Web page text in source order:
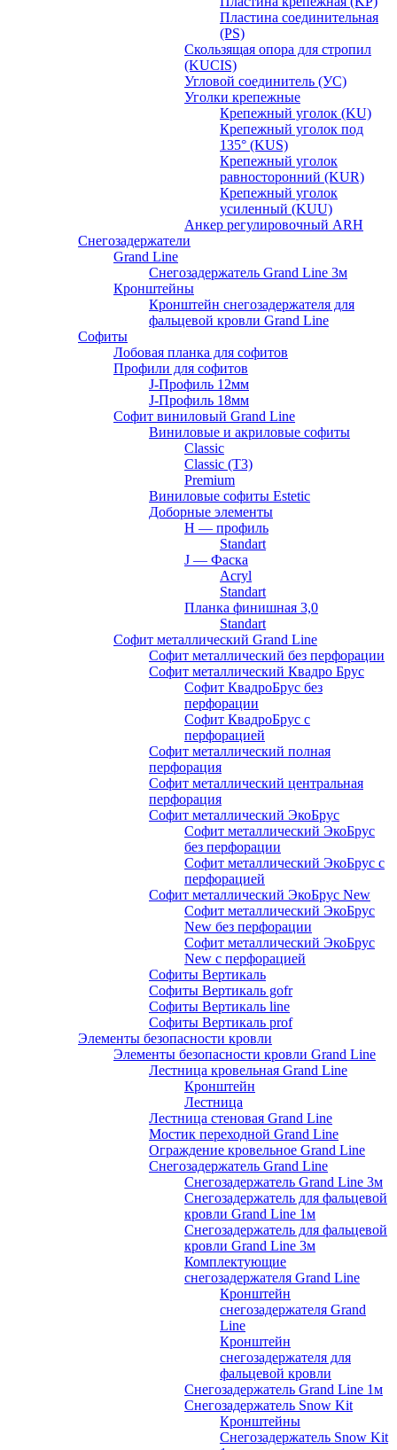
Пластина соединительная
(PS)
Скользящая опора для стропил
(KUCIS)
Угловой соединитель (УС)
Уголки крепежныe
Крепежный уголок (KU)
Крепежный уголок под
135° (KUS)
Крепежный уголок
равносторонний (KUR)
Крепежный уголок
усиленный (KUU)
Анкер регулировочный ARH
Снегозадержатели
Grand Line
Снегозадержатель Grand Line 3м
Кронштейны
Кронштейн снегозадержателя для
фальцевой кровли Grand Line
Софиты
Лобовая планка для софитов
Профили для софитов
J-Профиль 12мм
J-Профиль 18мм
Софит виниловый Grand Line
Виниловые и акриловые софиты
Classic
Classic (T3)
Premium
Виниловые софиты Estetic
Доборные элементы
H — профиль
Standart
J — Фаска
Acryl
Standart
Планка финишная 3,0
Standart
Софит металлический Grand Line
Софит металлический без перфорации
Софит металлический Квадро Брус
Софит КвадроБрус без
перфорации
Софит КвадроБрус с
перфорацией
Софит металлический полная
перфорация
Софит металлический центральная
перфорация
Софит металлический ЭкоБрус
Софит металлический ЭкоБрус
без перфорации
Софит металлический ЭкоБрус с
перфорацией
Софит металлический ЭкоБрус New
Софит металлический ЭкоБрус
New без перфорации
Софит металлический ЭкоБрус
New с перфорацией
Софиты Вертикаль
Софиты Вертикаль gofr
Софиты Вертикаль line
Софиты Вертикаль prof
Элементы безопасности кровли
Элементы безопасности кровли Grand Line
Лестница кровельная Grand Line
Кронштейн
Лестница
Лестница стеновая Grand Line
Мостик переходной Grand Line
Ограждение кровельное Grand Line
Снегозадержатель Grand Line
Снегозадержатель Grand Line 3м
Снегозадержатель для фальцевой
кровли Grand Line 1м
Снегозадержатель для фальцевой
кровли Grand Line 3м
Комплектующие
снегозадержателя Grand Line
Кронштейн
снегозадержателя Grand
Line
Кронштейн
снегозадержателя для
фальцевой кровли
Снегозадержатель Grand Line 1м
Снегозадержатель Snow Kit
Кронштейны
Снегозадержатель Snow Kit